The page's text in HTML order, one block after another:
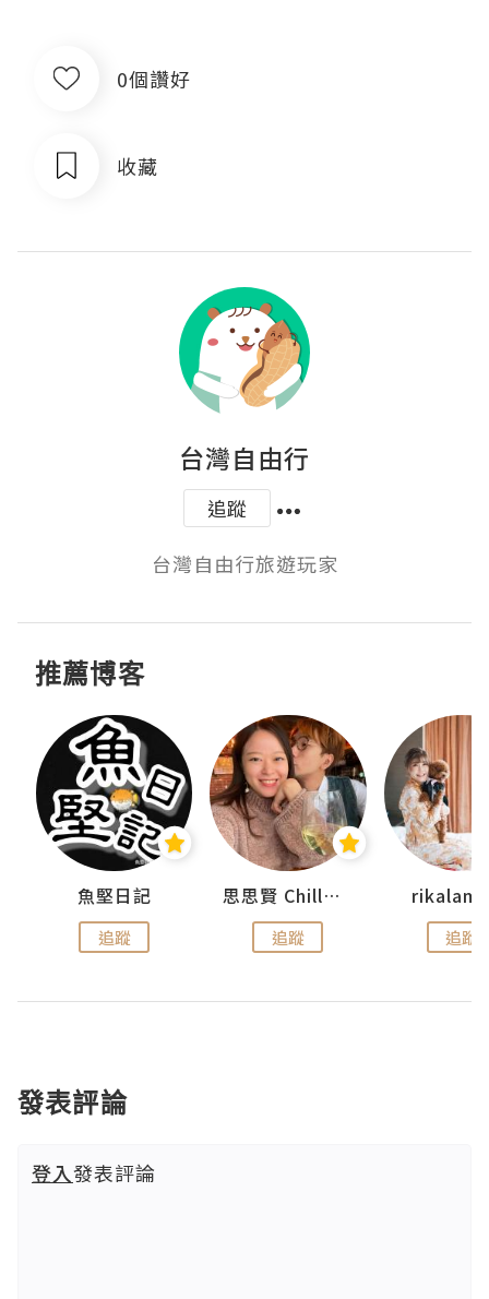
0個讚好
收藏
台灣自由行
追蹤
台灣自由行旅遊玩家
推薦博客
魚堅日記
追蹤
思思賢 ChillMyBabe
追蹤 追蹤
發表評論
登入發表評論